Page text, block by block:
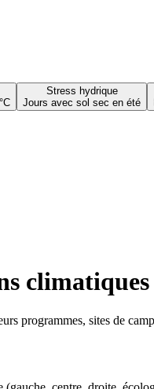
Stress hydrique
Jours avec sol sec en été
climatiques
programmes, sites de